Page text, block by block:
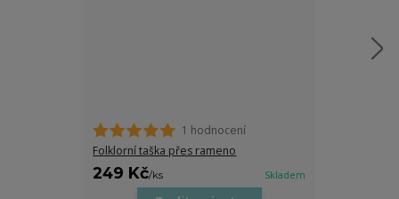
1 hodnocení
Folklorní taška přes rameno
249 Kč/ks Skladem